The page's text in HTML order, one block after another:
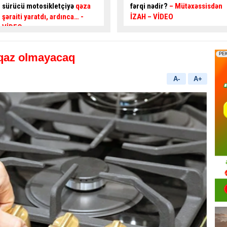
fərqi nədir?– Mütəxəssisdən
İZAH – VİDEO
olmayacaq
A- A+